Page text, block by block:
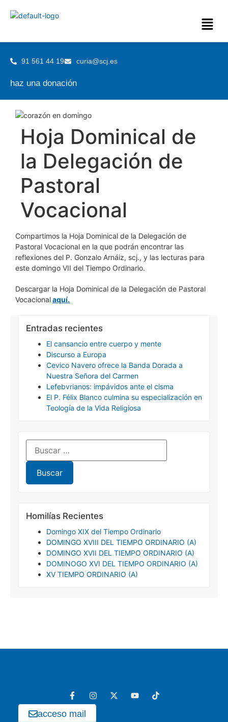
91 561 44 19 curia@scj.es
haz una donación
Hoja Dominical de
la Delegación de
Pastoral
Vocacional
Compartimos la Hoja Dominical de la Delegación de
Pastoral Vocacional en la que podrán encontrar las
reflexiones del P. Gonzalo Arnáiz, scj., y las lecturas para
este domingo VII del Tiempo Ordinario.
Descargar la Hoja Dominical de la Delegación de Pastoral
Vocacionalaquí.
Entradas recientes
El cansancio entre cuerpo y mente
Discurso a Europa
Cevico Navero ofrece la Banda Dorada a
Nuestra Señora del Carmen
Lefebvrianos: impávidos ante el cisma
El P. Félix Blanco culmina su especialización en
Teología de la Vida Religiosa
Homilías Recientes
Domingo XIX del Tiempo Ordinario
DOMINGO XVIII DEL TIEMPO ORDINARIO (A)
DOMINGO XVII DEL TIEMPO ORDINARIO (A)
DOMINOGO XVI DEL TIEMPO ORDINARIO (A)
XV TIEMPO ORDINARIO (A)
acceso mail